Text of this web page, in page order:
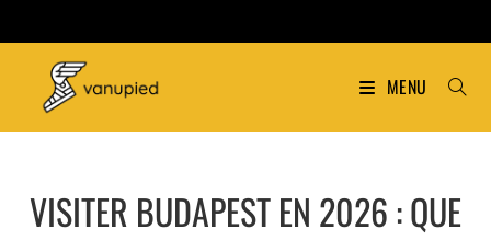
MENU
VISITER BUDAPEST EN 2026 : QUE